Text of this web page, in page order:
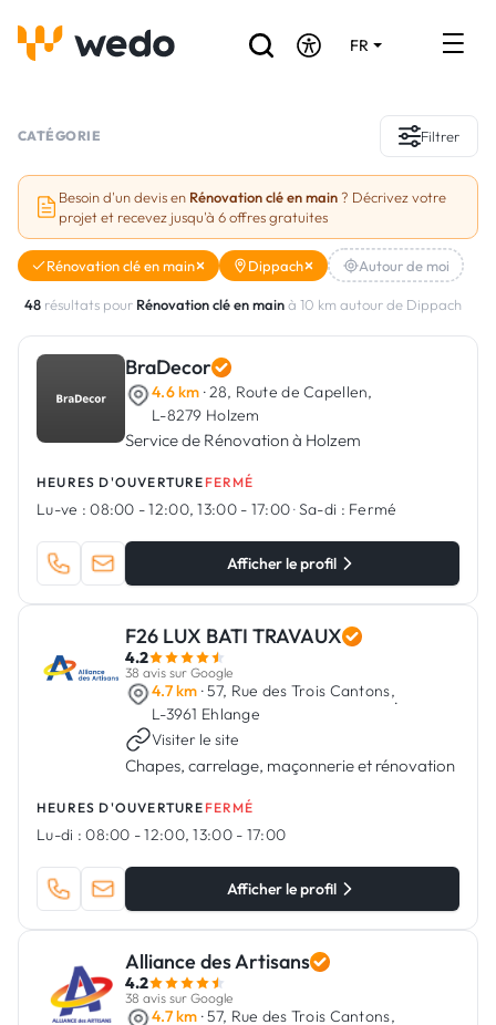
FR
Réalisations
Aides et subventions
Vous êtes un Artisan ?
Connexion
CATÉGORIE Filtrer
Besoin d'un devis en Rénovation clé en main ? Décrivez votre
projet et recevez jusqu'à 6 offres gratuites
Rénovation clé en main Dippach Autour de moi
48 résultats pour Rénovation clé en mainà 10 km autour de Dippach
BraDecor
4.6 km · 28, Route de Capellen,
L-8279 Holzem
Service de Rénovation à Holzem
HEURES D'OUVERTURE FERMÉ
Lu-ve : 08:00 - 12:00, 13:00 - 17:00·Sa-di : Fermé
Afficher le profil
F26 LUX BATI TRAVAUX
4.2
38 avis sur Google
4.7 km · 57, Rue des Trois Cantons,
L-3961 Ehlange
·
Visiter le site
Chapes, carrelage, maçonnerie et rénovation
HEURES D'OUVERTURE FERMÉ
Lu-di : 08:00 - 12:00, 13:00 - 17:00
Afficher le profil
Alliance des Artisans
4.2
38 avis sur Google
4.7 km · 57, Rue des Trois Cantons,